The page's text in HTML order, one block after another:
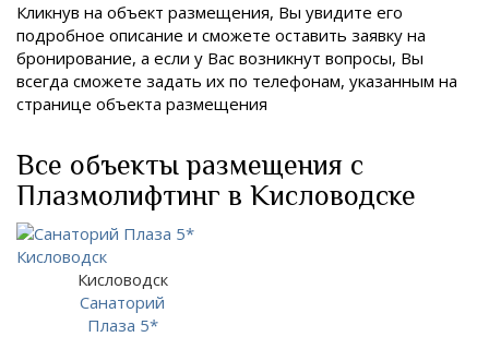
Кликнув на объект размещения, Вы увидите его
подробное описание и сможете оставить заявку на
бронирование, а если у Вас возникнут вопросы, Вы
всегда сможете задать их по телефонам, указанным на
странице объекта размещения
Все объекты размещения с
Плазмолифтинг в Кисловодске
Кисловодск
Санаторий
Плаза 5*